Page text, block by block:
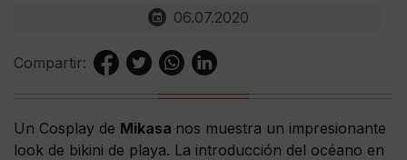
06.07.2020
Compartir:
Un Cosplay de Mikasa nos muestra un impresionante
look de bikini de playa. La introducción del océano en